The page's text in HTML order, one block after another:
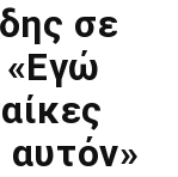
σε
«Εγώ